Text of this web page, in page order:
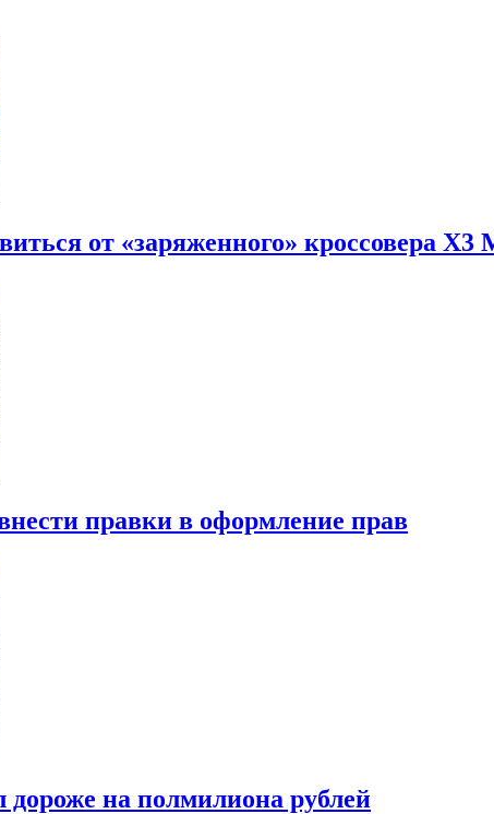
от «заряженного» кроссовера X3
правки в оформление прав
дороже на полмилиона рублей